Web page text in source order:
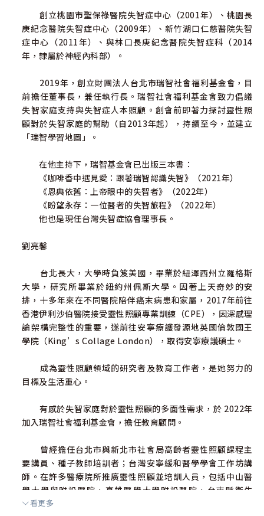
創立桃園市聖保祿醫院失智症中心（2001年）、桃園長
庚紀念醫院失智症中心（2009年）、新竹湖口仁慈醫院失智
症中心（2011年）、與林口長庚紀念醫院失智症科（2014
年，隸屬於神經內科部）。
2019年，創立財團法人台北市瑞智社會福利基金會，目
前擔任董事長，兼任執行長。瑞智社會福利基金會致力倡議
失智家庭支持與失智症人本照顧。創會前即著力探討靈性照
顧對於失智家庭的幫助（自2013年起），持續至今，並建立
「瑞智學習地圖」。
在他主持下，瑞智基金會已出版三本書：
《咖啡香中遇見愛：跟著瑞智認識失智》（2021年）
《恩典依舊：上帝眼中的失智者》（2022年）
《盼望永存：一位醫者的失智旅程》（2022年）
他也是現任台灣失智症協會理事長。
劉亮馨
台北長大，大學時負笈美國，畢業於紐澤西州立羅格斯
大學，研究所畢業於紐約州佩斯大學。因著上天奇妙的安
排，十多年來在不同醫院陪伴癌末病患和家屬，2017年前往
香港伊利沙伯醫院接受靈性照顧專業訓練（CPE），因深感理
論架構完整性的重要，遂前往安寧療護發源地英國倫敦國王
學院（King’s Collage London），取得安寧療護碩士。
成為靈性照顧領域的研究者及教育工作者，是她努力的
目標及生活重心。
有感於失智家庭對於靈性照顧的多面性需求，於 2022年
加入瑞智社會福利基金會，擔任教育顧問。
曾經擔任台北市與新北市社會局高齡者靈性照顧課程主
要講員、種子教師培訓者；台灣安寧緩和醫學學會工作坊講
師。在許多醫療院所推廣靈性照顧並培訓人員，包括中山醫
學大學與附設醫院、高雄醫學大學附設醫院、台東縣衛生
局、基隆長庚醫院、花蓮慈濟醫院、門諾醫院、屏東基督教
看更多